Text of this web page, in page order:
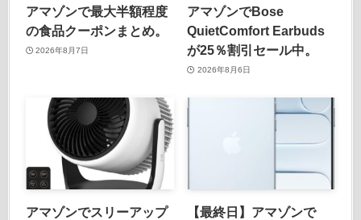
アマゾンで最大半額程度
の食品クーポンまとめ。
2026年8月7日
アマゾンでBose
QuietComfort Earbuds
が25％割引セール中。
2026年8月6日
アマゾンでスリーアップ
【最終日】アマゾンで